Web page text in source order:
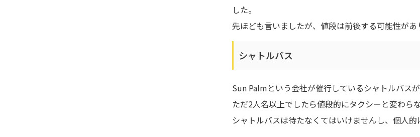
した。
先ほども言いましたが、値段は前後する可能性が
シャトルバス
Sun Palmという会社が催行しているシャトルバスが
ただ2人名以上でしたら値段的にタクシーと変わら
シャトルバスは待たなくてはいけませんし、個人的